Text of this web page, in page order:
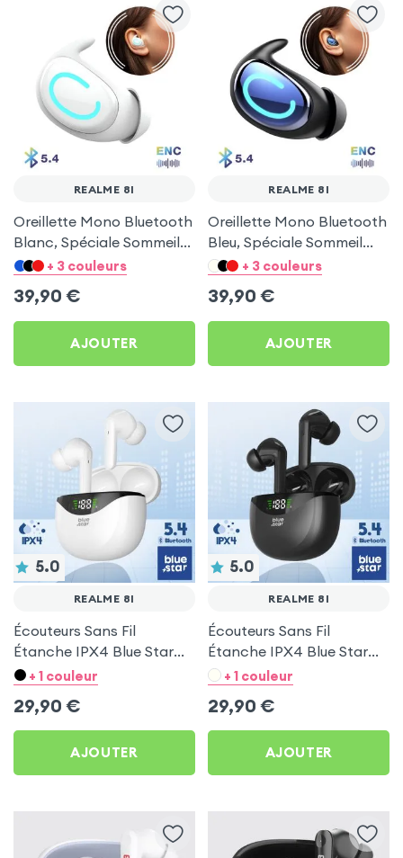
REALME 8I
Oreillette Mono Bluetooth
Blanc, Spéciale Sommeil
pour Realme 8i
+ 3 couleurs
39,90 €
AJOUTER
REALME 8I
Oreillette Mono Bluetooth
Bleu, Spéciale Sommeil
pour Realme 8i
+ 3 couleurs
39,90 €
AJOUTER
5.0
REALME 8I
Écouteurs Sans Fil
Étanche IPX4 Blue Star
Blanc pour Realme 8i
+ 1 couleur
29,90 €
AJOUTER
5.0
REALME 8I
Écouteurs Sans Fil
Étanche IPX4 Blue Star
Noir pour Realme 8i
+ 1 couleur
29,90 €
AJOUTER